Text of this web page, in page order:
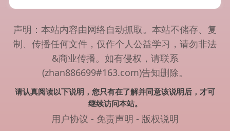
声明：本站内容由网络自动抓取。本站不储存、复
制、传播任何文件，仅作个人公益学习，请勿非法
&商业传播。如有侵权，请联系
(zhan886699#163.com)告知删除。
请认真阅读以下说明，您只有在了解并同意该说明后，才可
继续访问本站。
用户协议 - 免责声明 - 版权说明